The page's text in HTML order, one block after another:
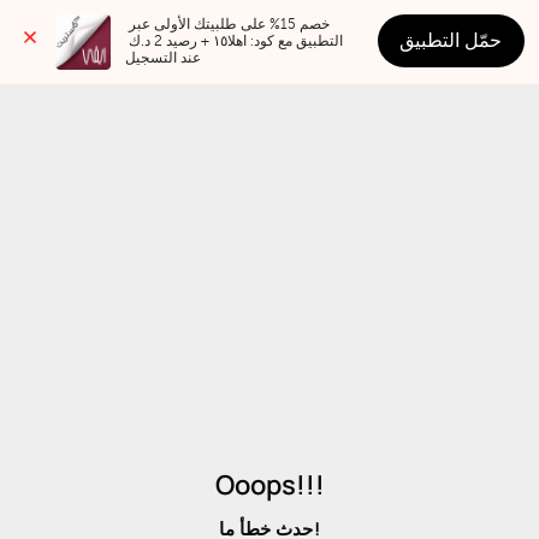
عند التسجيل
حمّل التطبيق
Ooops!!!
حدث خطأ ما!